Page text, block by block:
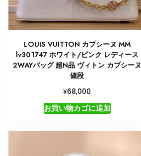
LOUIS VUITTON カプシーヌ MM
lv301747 ホワイト/ピンク レディース
2WAYバッグ 超N品 ヴィトン カプシーヌ
値段
¥68,000
お買い物カゴに追加